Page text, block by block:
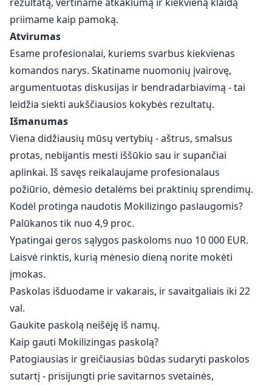
priimame kaip pamoką.
Atvirumas
Esame profesionalai, kuriems svarbus kiekvienas
komandos narys. Skatiname nuomonių įvairovę,
argumentuotas diskusijas ir bendradarbiavimą - tai
leidžia siekti aukščiausios kokybės rezultatų.
Išmanumas
Viena didžiausių mūsų vertybių - aštrus, smalsus
protas, nebijantis mesti iššūkio sau ir supančiai
aplinkai. Iš savęs reikalaujame profesionalaus
požiūrio, dėmesio detalėms bei praktinių sprendimų.
Kodėl protinga naudotis Mokilizingo paslaugomis?
Palūkanos tik nuo 4,9 proc.
Ypatingai geros sąlygos paskoloms nuo 10 000 EUR.
Laisvė rinktis, kurią mėnesio dieną norite mokėti
įmokas.
Paskolas išduodame ir vakarais, ir savaitgaliais iki 22
val.
Gaukite paskolą neišėję iš namų.
Kaip gauti Mokilizingas paskolą?
Patogiausias ir greičiausias būdas sudaryti paskolos
sutartį - prisijungti prie savitarnos svetainės,